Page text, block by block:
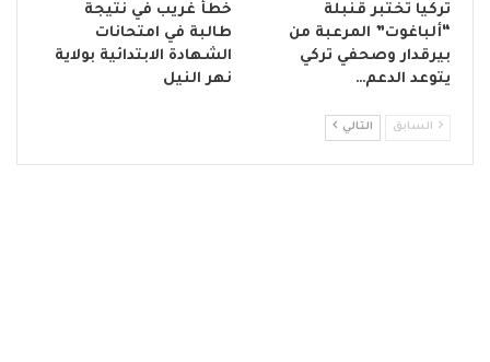
تركيا تختبر قنبلة
“ألباغوت” المرعبة من
بيرقدار وصحفي تركي
يتوعد الدعم…
خطأ غريب في نتيجة
طالبة في امتحانات
الشهادة الابتدائية بولاية
نهر النيل
السابق التالي